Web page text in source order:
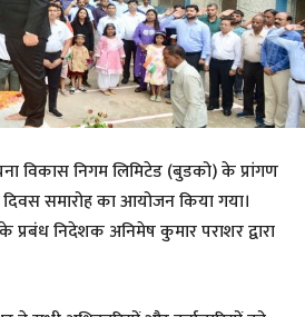
विकास निगम लिमिटेड (बुडको) के प्रांगण
समारोह का आयोजन किया गया।
निदेशक अनिमेष कुमार पराशर द्वारा